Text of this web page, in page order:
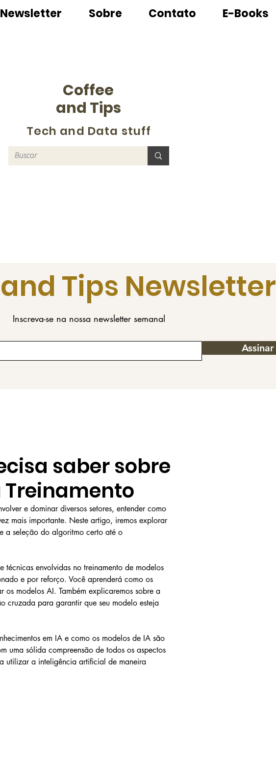
Newsletter Sobre Contato E-Books
Coffee
and Tips
Tech and Data stuff
Tips Newsletter
Inscreva-se na nossa newsletter semanal
Assinar
saber sobre
Treinamento
e dominar diversos setores, entender como
mais importante. Neste artigo, iremos explorar
a seleção do algoritmo certo até o
envolvidas no treinamento de modelos
e por reforço. Você aprenderá como os
modelos AI. Também explicaremos sobre a
cruzada para garantir que seu modelo esteja
em IA e como os modelos de IA são
uma sólida compreensão de todos os aspectos
utilizar a inteligência artificial de maneira